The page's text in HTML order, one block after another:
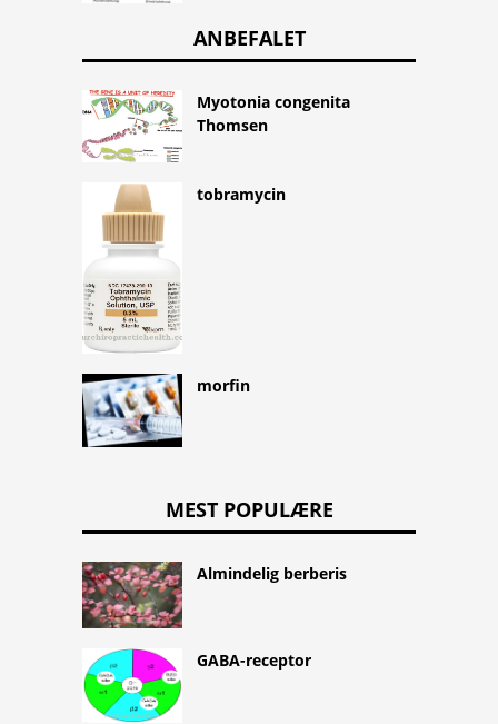
ANBEFALET
Myotonia congenita
Thomsen
tobramycin
morfin
MEST POPULÆRE
Almindelig berberis
GABA-receptor